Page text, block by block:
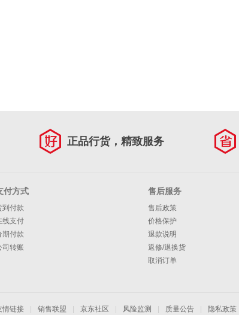
正品行货，精致服务
付方式
到付款
线支付
期付款
司转账
售后服务
售后政策
价格保护
退款说明
返修/退换货
取消订单
情链接 销售联盟 京东社区 风险监测 质量公告 隐私政策